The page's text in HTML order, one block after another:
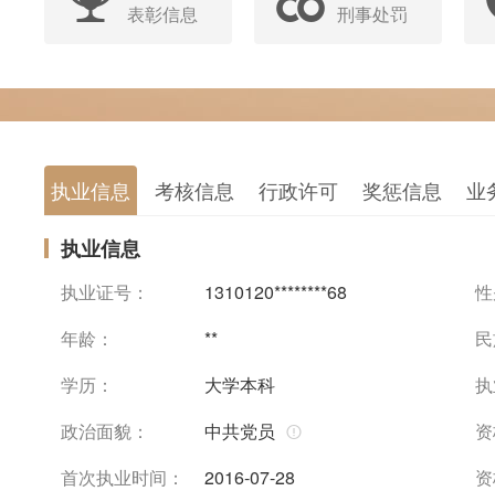
表彰信息 刑事处罚
执业信息 考核信息 行政许可 奖惩信息 业
执业信息
执业证号： 1310120********68
年龄：
**
学历：
大学本科
政治面貌：
中共党员
首次执业时间：
2016-07-28